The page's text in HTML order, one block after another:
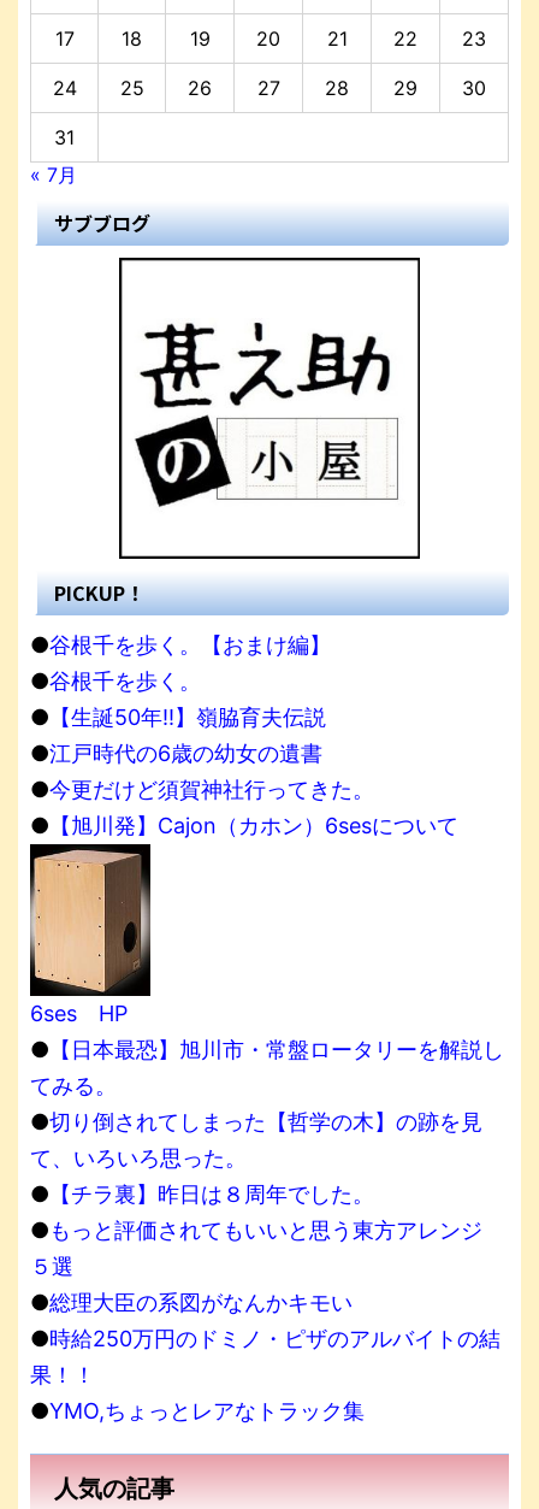
17 18 19 20 21 22 23
24 25 26 27 28 29 30
31
« 7月
サブブログ
PICKUP！
●谷根千を歩く。【おまけ編】
●谷根千を歩く。
● 【生誕50年!!】嶺脇育夫伝説
●江戸時代の6歳の幼女の遺書
●今更だけど須賀神社行ってきた。
● 【旭川発】Cajon（カホン）6sesについて
6ses HP
● 【日本最恐】旭川市・常盤ロータリーを解説し
てみる。
●切り倒されてしまった【哲学の木】の跡を見
て、いろいろ思った。
● 【チラ裏】昨日は８周年でした。
●もっと評価されてもいいと思う東方アレンジ
５選
●総理大臣の系図がなんかキモい
●時給250万円のドミノ・ピザのアルバイトの結
果！！
●YMO,ちょっとレアなトラック集
人気の記事